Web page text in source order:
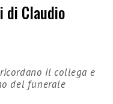
di Claudio
il collega e
del funerale